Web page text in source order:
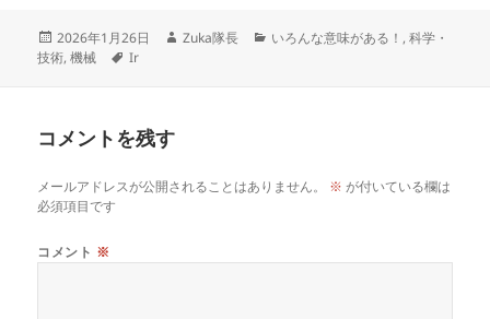
投
稿
2026年1月26日
作
Zuka隊長
カ
いろんな意味がある！ ,科学・
技術,機械
タ
Ir
コメントを残す
メールアドレスが公開されることはありません。 ※ が付いている欄は
必須項目です
コメント ※